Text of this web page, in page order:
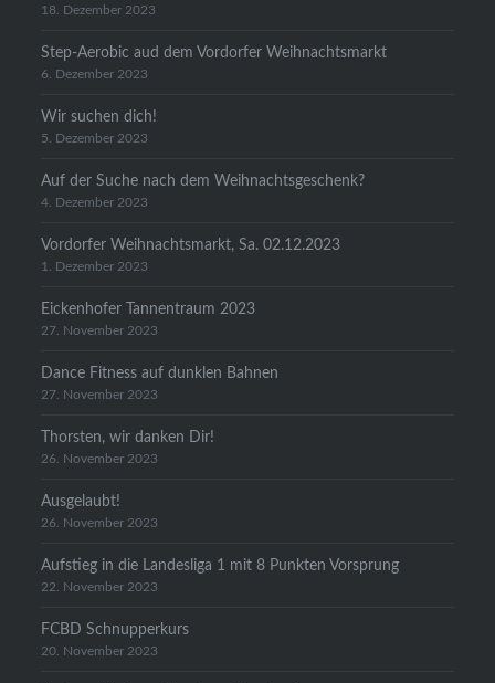
18. Dezember 2023
Step-Aerobic aud dem Vordorfer Weihnachtsmarkt
6. Dezember 2023
Wir suchen dich!
5. Dezember 2023
Auf der Suche nach dem Weihnachtsgeschenk?
4. Dezember 2023
Vordorfer Weihnachtsmarkt, Sa. 02.12.2023
1. Dezember 2023
Eickenhofer Tannentraum 2023
27. November 2023
Dance Fitness auf dunklen Bahnen
27. November 2023
Thorsten, wir danken Dir!
26. November 2023
Ausgelaubt!
26. November 2023
Aufstieg in die Landesliga 1 mit 8 Punkten Vorsprung
22. November 2023
FCBD Schnupperkurs
20. November 2023